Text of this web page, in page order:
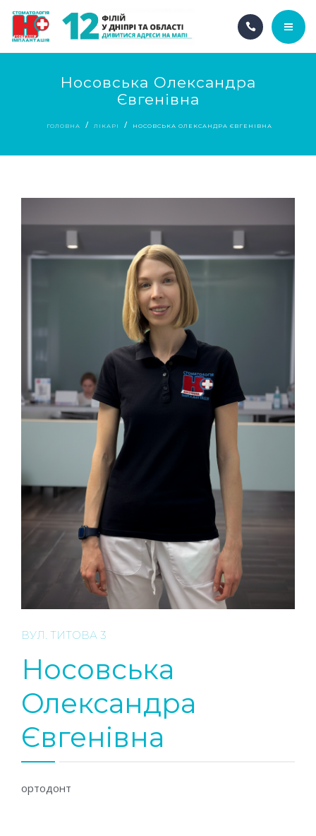
Носовська Олександра
Євгенівна
ГОЛОВНА ЛІКАРІ НОСОВСЬКА ОЛЕКСАНДРА ЄВГЕНІВНА
ВУЛ. ТИТОВА 3
Носовська
Олександра
Євгенівна
ортодонт